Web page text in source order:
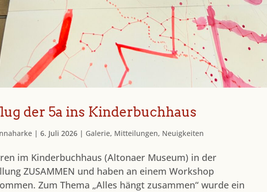
der 5a ins Kinderbuchhaus
|6. Juli 2026 | Galerie, Mitteilungen, Neuigkeiten
im Kinderbuchhaus (Altonaer Museum) in der
ZUSAMMEN und haben an einem Workshop
Zum Thema „Alles hängt zusammen“ wurde ein